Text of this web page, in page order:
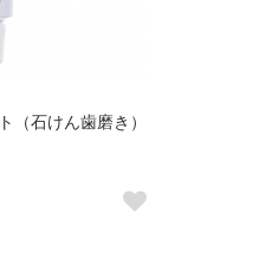
（石けん歯磨き）